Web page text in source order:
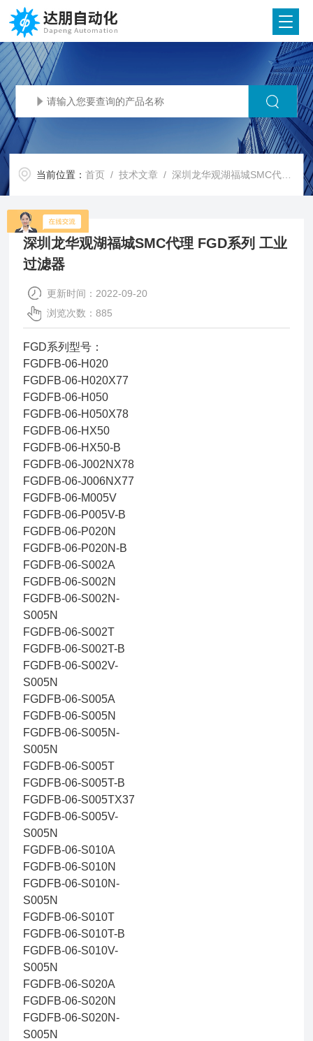
当前位置：首页 /技术文章 / 深圳龙华观湖福城SMC代理 FGD系列 工业过滤器
深圳龙华观湖福城SMC代理 FGD系列 工业
过滤器
更新时间：2022-09-20
浏览次数：885
FGD系列型号：
FGDFB-06-H020
FGDFB-06-H020X77
FGDFB-06-H050
FGDFB-06-H050X78
FGDFB-06-HX50
FGDFB-06-HX50-B
FGDFB-06-J002NX78
FGDFB-06-J006NX77
FGDFB-06-M005V
FGDFB-06-P005V-B
FGDFB-06-P020N
FGDFB-06-P020N-B
FGDFB-06-S002A
FGDFB-06-S002N
FGDFB-06-S002N-
S005N
FGDFB-06-S002T
FGDFB-06-S002T-B
FGDFB-06-S002V-
S005N
FGDFB-06-S005A
FGDFB-06-S005N
FGDFB-06-S005N-
S005N
FGDFB-06-S005T
FGDFB-06-S005T-B
FGDFB-06-S005TX37
FGDFB-06-S005V-
S005N
FGDFB-06-S010A
FGDFB-06-S010N
FGDFB-06-S010N-
S005N
FGDFB-06-S010T
FGDFB-06-S010T-B
FGDFB-06-S010V-
S005N
FGDFB-06-S020A
FGDFB-06-S020N
FGDFB-06-S020N-
S005N